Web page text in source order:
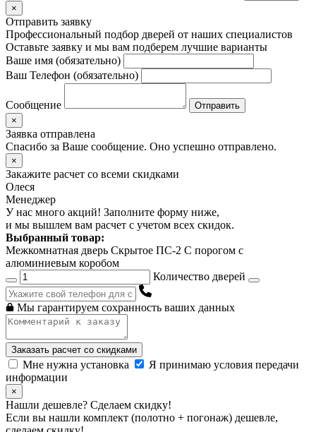
×
Отправить заявку
Профессиональный подбор дверей от наших специалистов
Оставьте заявку и мы вам подберем лучшие варианты
Ваше имя (обязательно)
Ваш Телефон (обязательно)
Сообщение
×
Заявка отправлена
Спасибо за Ваше сообщение. Оно успешно отправлено.
×
Закажите расчет со всеми скидками
Олеся
Менеджер
У нас много акций! Заполните форму ниже,
и мы вышлем вам расчет с учетом всех скидок.
Выбранный товар:
Межкомнатная дверь Скрытое ПС-2 С порогом с
алюминиевым коробом
Количество дверей
Мы гарантируем сохранность ваших данных
Заказать расчет со скидками
Мне нужна установка
Я принимаю условия передачи
информации
×
Нашли дешевле? Сделаем скидку!
Если вы нашли комплект (полотно + погонаж) дешевле,